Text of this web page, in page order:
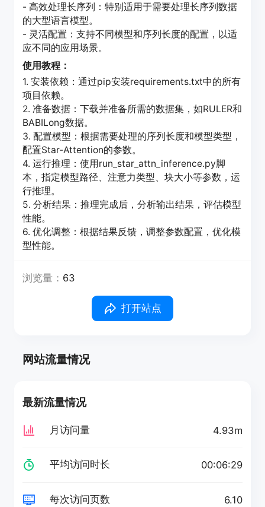
- 高效处理长序列：特别适用于需要处理长序列数据
的大型语言模型。
- 灵活配置：支持不同模型和序列长度的配置，以适
应不同的应用场景。
使用教程：
1. 安装依赖：通过pip安装requirements.txt中的所有
项目依赖。
2. 准备数据：下载并准备所需的数据集，如RULER和
BABILong数据。
3. 配置模型：根据需要处理的序列长度和模型类型，
配置Star-Attention的参数。
4. 运行推理：使用run_star_attn_inference.py脚
本，指定模型路径、注意力类型、块大小等参数，运
行推理。
5. 分析结果：推理完成后，分析输出结果，评估模型
性能。
6. 优化调整：根据结果反馈，调整参数配置，优化模
型性能。
浏览量： 63
打开站点
网站流量情况
最新流量情况
月访问量 4.93m
平均访问时长 00:06:29
每次访问页数 6.10